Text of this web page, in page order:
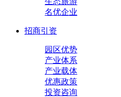
名优企业
招商引资
园区优势
产业体系
产业载体
优惠政策
投资咨询